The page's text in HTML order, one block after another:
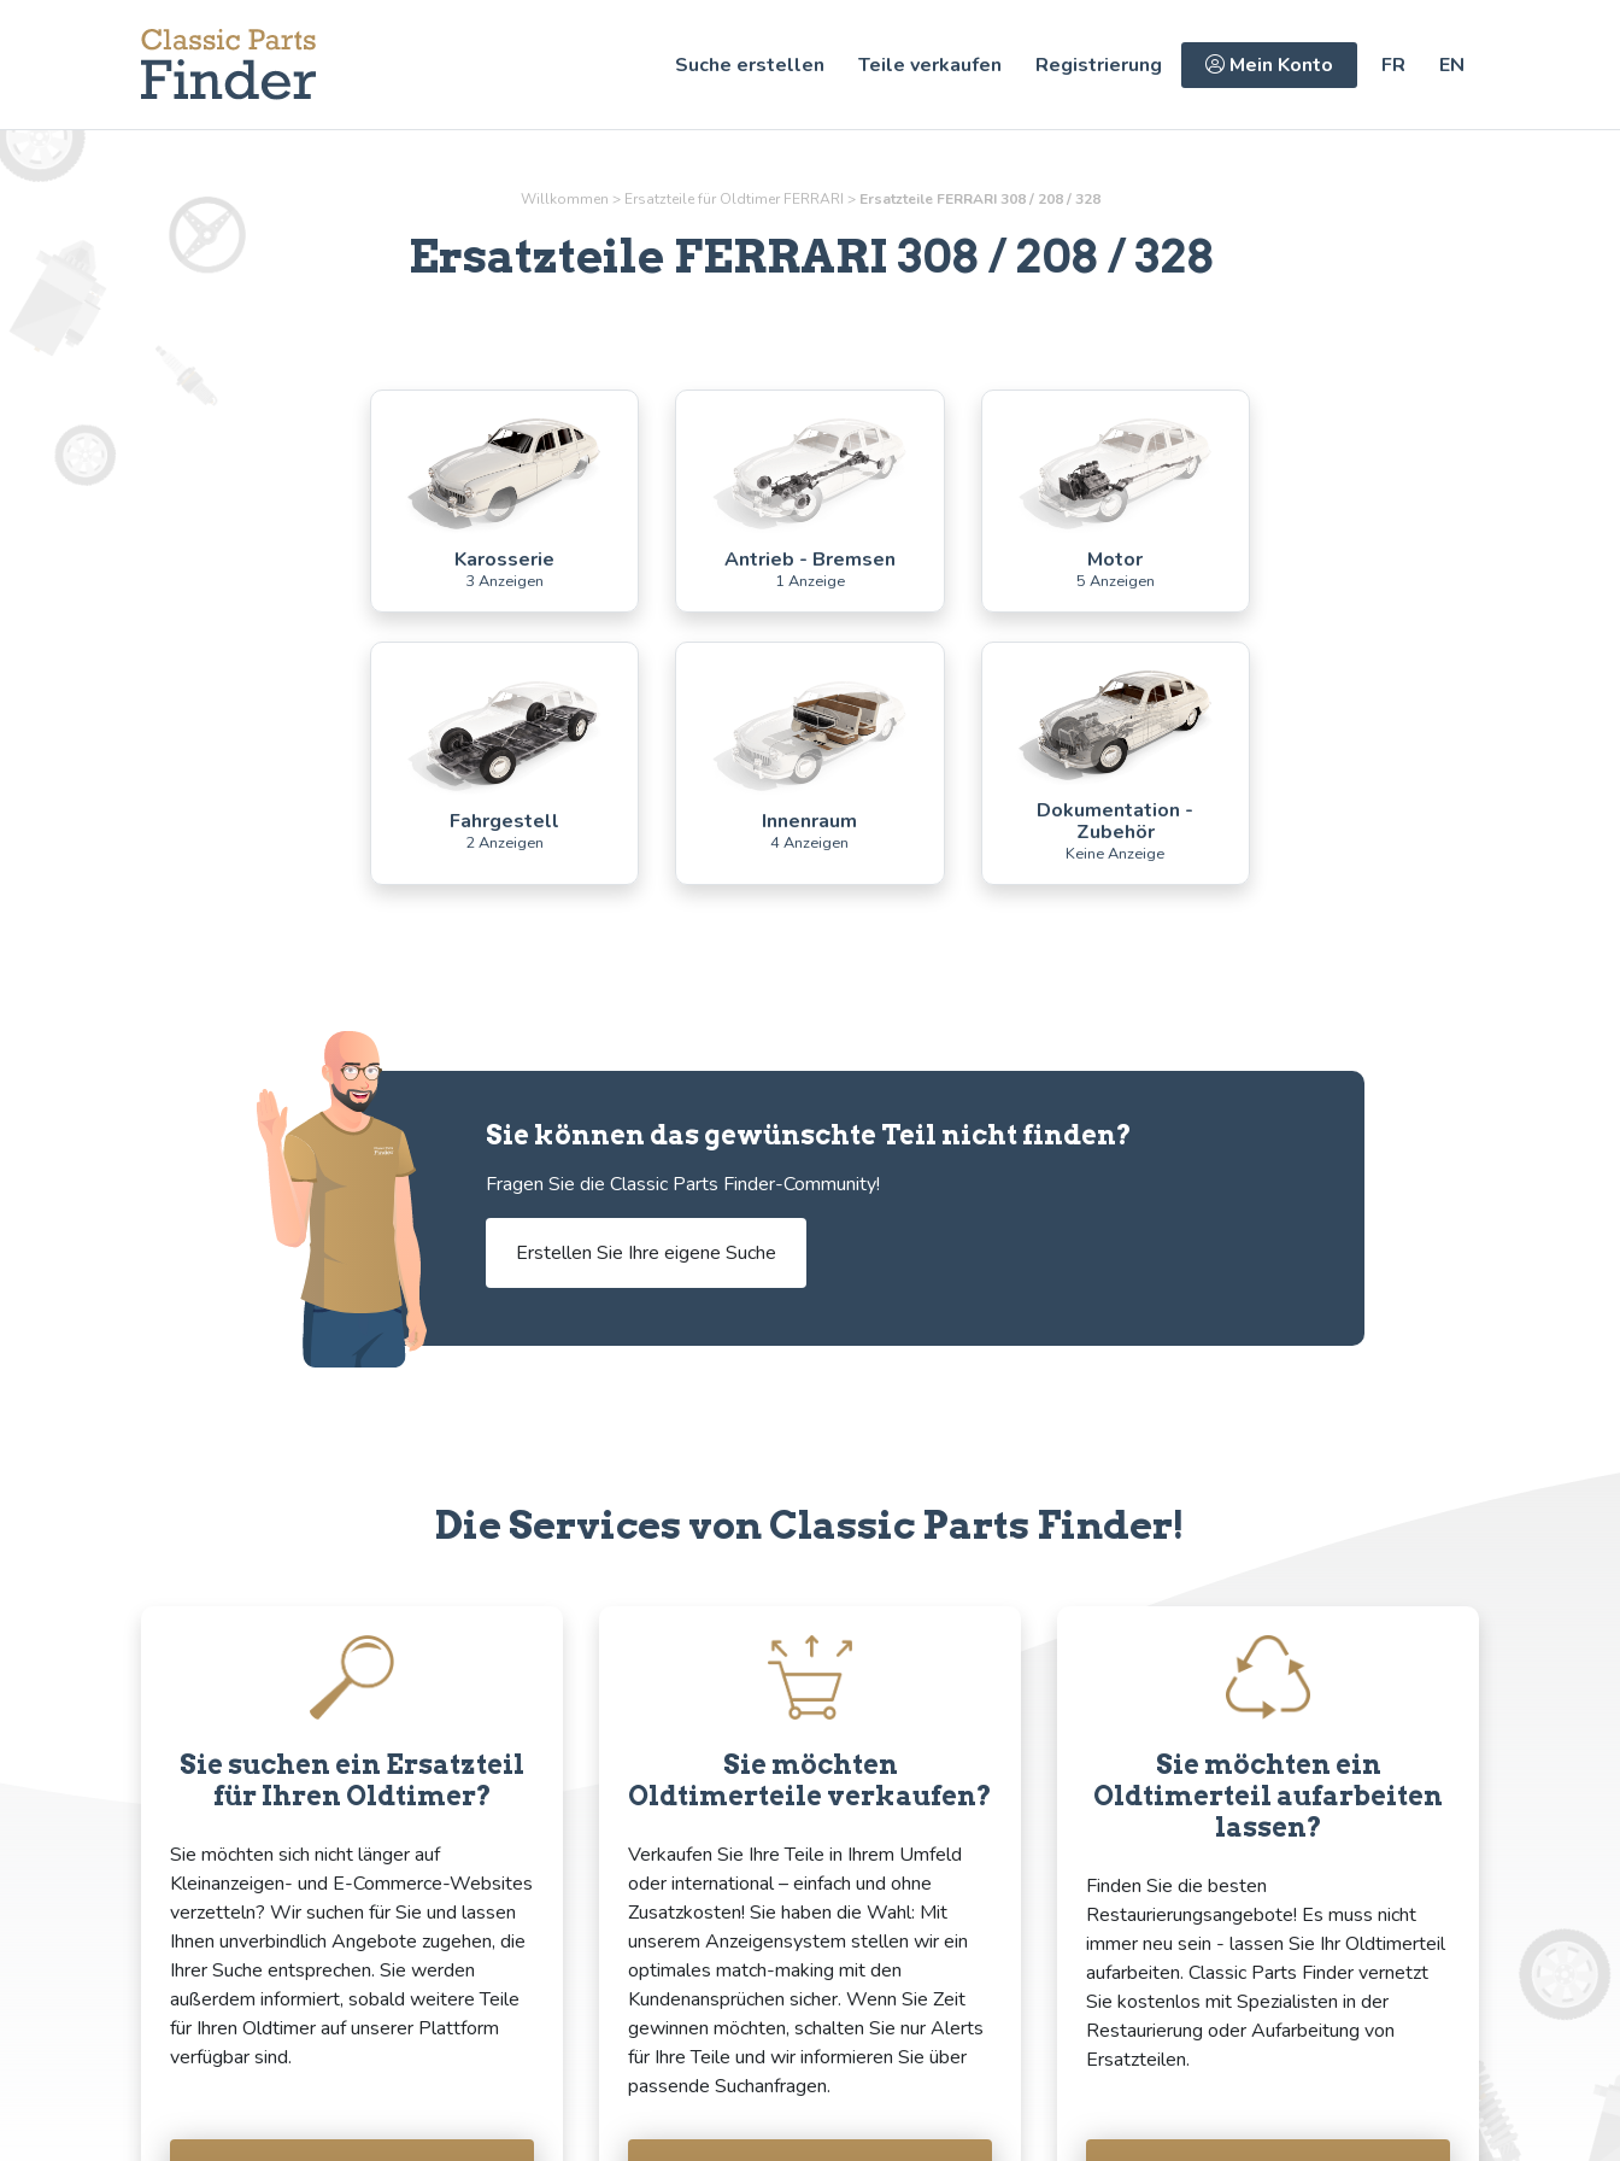
Suche erstellen Teile verkaufen Registrierung Mein Konto FR EN
Willkommen > Ersatzteile für Oldtimer FERRARI > Ersatzteile FERRARI 308 / 208 / 328
Ersatzteile FERRARI 308 / 208 / 328
Karosserie
3 Anzeigen
Antrieb - Bremsen
1 Anzeige
Motor
5 Anzeigen
Fahrgestell
2 Anzeigen
Innenraum
4 Anzeigen
Dokumentation -
Zubehör
Keine Anzeige
Sie können das gewünschte Teil nicht finden?
Fragen Sie die Classic Parts Finder-Community!
Erstellen Sie Ihre eigene Suche
Die Services von Classic Parts Finder!
Sie suchen ein Ersatzteil
für Ihren Oldtimer?
Sie möchten sich nicht länger auf
Kleinanzeigen- und E-Commerce-Websites
verzetteln? Wir suchen für Sie und lassen
Ihnen unverbindlich Angebote zugehen, die
Ihrer Suche entsprechen. Sie werden
außerdem informiert, sobald weitere Teile
für Ihren Oldtimer auf unserer Plattform
verfügbar sind.
Sie möchten
Oldtimerteile verkaufen?
Verkaufen Sie Ihre Teile in Ihrem Umfeld
oder international – einfach und ohne
Zusatzkosten! Sie haben die Wahl: Mit
unserem Anzeigensystem stellen wir ein
optimales match-making mit den
Kundenansprüchen sicher. Wenn Sie Zeit
gewinnen möchten, schalten Sie nur Alerts
für Ihre Teile und wir informieren Sie über
passende Suchanfragen.
Sie möchten ein
Oldtimerteil aufarbeiten
lassen?
Finden Sie die besten
Restaurierungsangebote! Es muss nicht
immer neu sein - lassen Sie Ihr Oldtimerteil
aufarbeiten. Classic Parts Finder vernetzt
Sie kostenlos mit Spezialisten in der
Restaurierung oder Aufarbeitung von
Ersatzteilen.